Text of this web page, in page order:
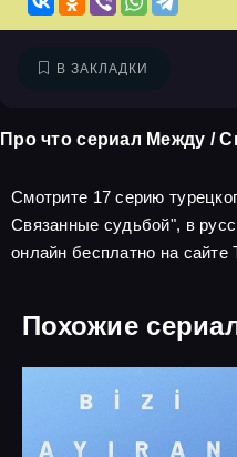
В ЗАКЛАДКИ
Про что сериал Между /
Смотрите 17 серию
Связанные судьбой", в
онлайн бесплатно на сайте
Похожие